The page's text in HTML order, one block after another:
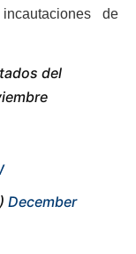
de
del
December